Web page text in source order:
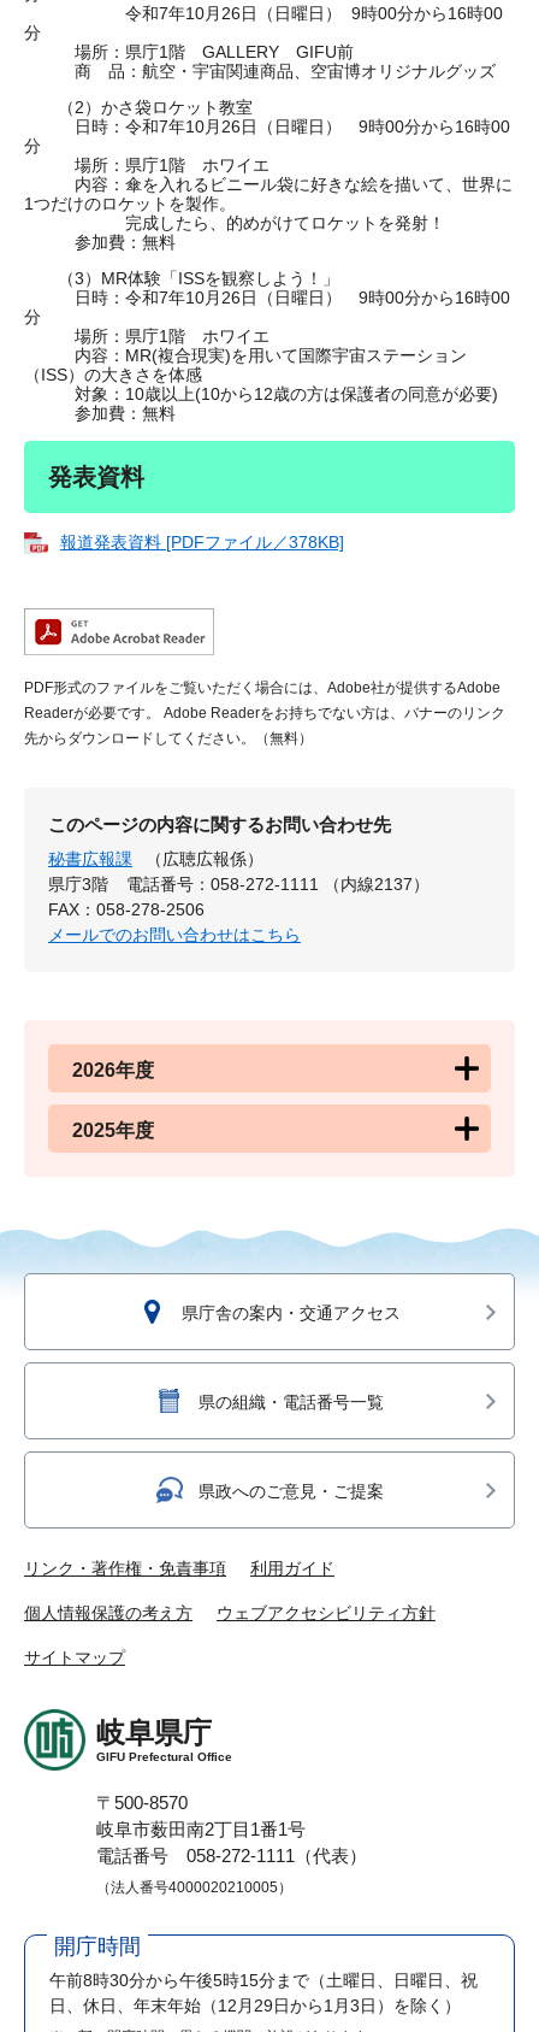
令和7年10月26日（日曜日） 9時00分から16時00
分
場所：県庁1階 GALLERY GIFU前
商 品：航空・宇宙関連商品、空宙博オリジナルグッズ
（2）かさ袋ロケット教室
日時：令和7年10月26日（日曜日） 9時00分から16時00
分
場所：県庁1階 ホワイエ
内容：傘を入れるビニール袋に好きな絵を描いて、世界に
1つだけのロケットを製作。
完成したら、的めがけてロケットを発射！
参加費：無料
（3）MR体験「ISSを観察しよう！」
日時：令和7年10月26日（日曜日） 9時00分から16時00
分
場所：県庁1階 ホワイエ
内容：MR(複合現実)を用いて国際宇宙ステーション
（ISS）の大きさを体感
対象：10歳以上(10から12歳の方は保護者の同意が必要)
参加費：無料
発表資料
報道発表資料 [PDFファイル／378KB]
PDF形式のファイルをご覧いただく場合には、Adobe社が提供するAdobe
Readerが必要です。
Adobe Readerをお持ちでない方は、バナーのリンク
先からダウンロードしてください。（無料）
このページの内容に関するお問い合わせ先
秘書広報課
（広聴広報係）
県庁3階
電話番号：058-272-1111 （内線2137）
FAX：058-278-2506
メールでのお問い合わせはこちら
2026年度
2025年度
県庁舎の案内・交通アクセス
県の組織・電話番号一覧
県政へのご意見・ご提案
リンク・著作権・免責事項 利用ガイド
個人情報保護の考え方 ウェブアクセシビリティ方針
サイトマップ
岐阜県庁
GIFU Prefectural Office
〒500-8570
岐阜市薮田南2丁目1番1号
電話番号 058-272-1111（代表）
（法人番号4000020210005）
開庁時間
午前8時30分から午後5時15分まで （土曜日、日曜日、祝
日、休日、年末年始（12月29日から1月3日）を除く）